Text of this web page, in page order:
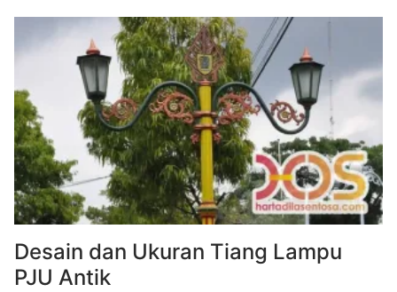
Products
Pagar Besi Tempa Klasik
Railing Tangga Besi Tempa
Railing Balkon Besi Tempa Klasik
Kursi Taman Besi Tempa
Ornamen Besi Tempa Murah Jakarta
Gallery
Gallery Gambar Pagar Besi Tempa Mewah
Gallery Kursi Taman & Kursi Teras Besi Tempa
Gallery Railing Tangga Besi Tempa Klasik Mewah
Gallery Ranjang Besi Tempa Antik Mewah
Articles
Projects
Contact Us
Desain dan Ukuran Tiang Lampu
PJU Antik